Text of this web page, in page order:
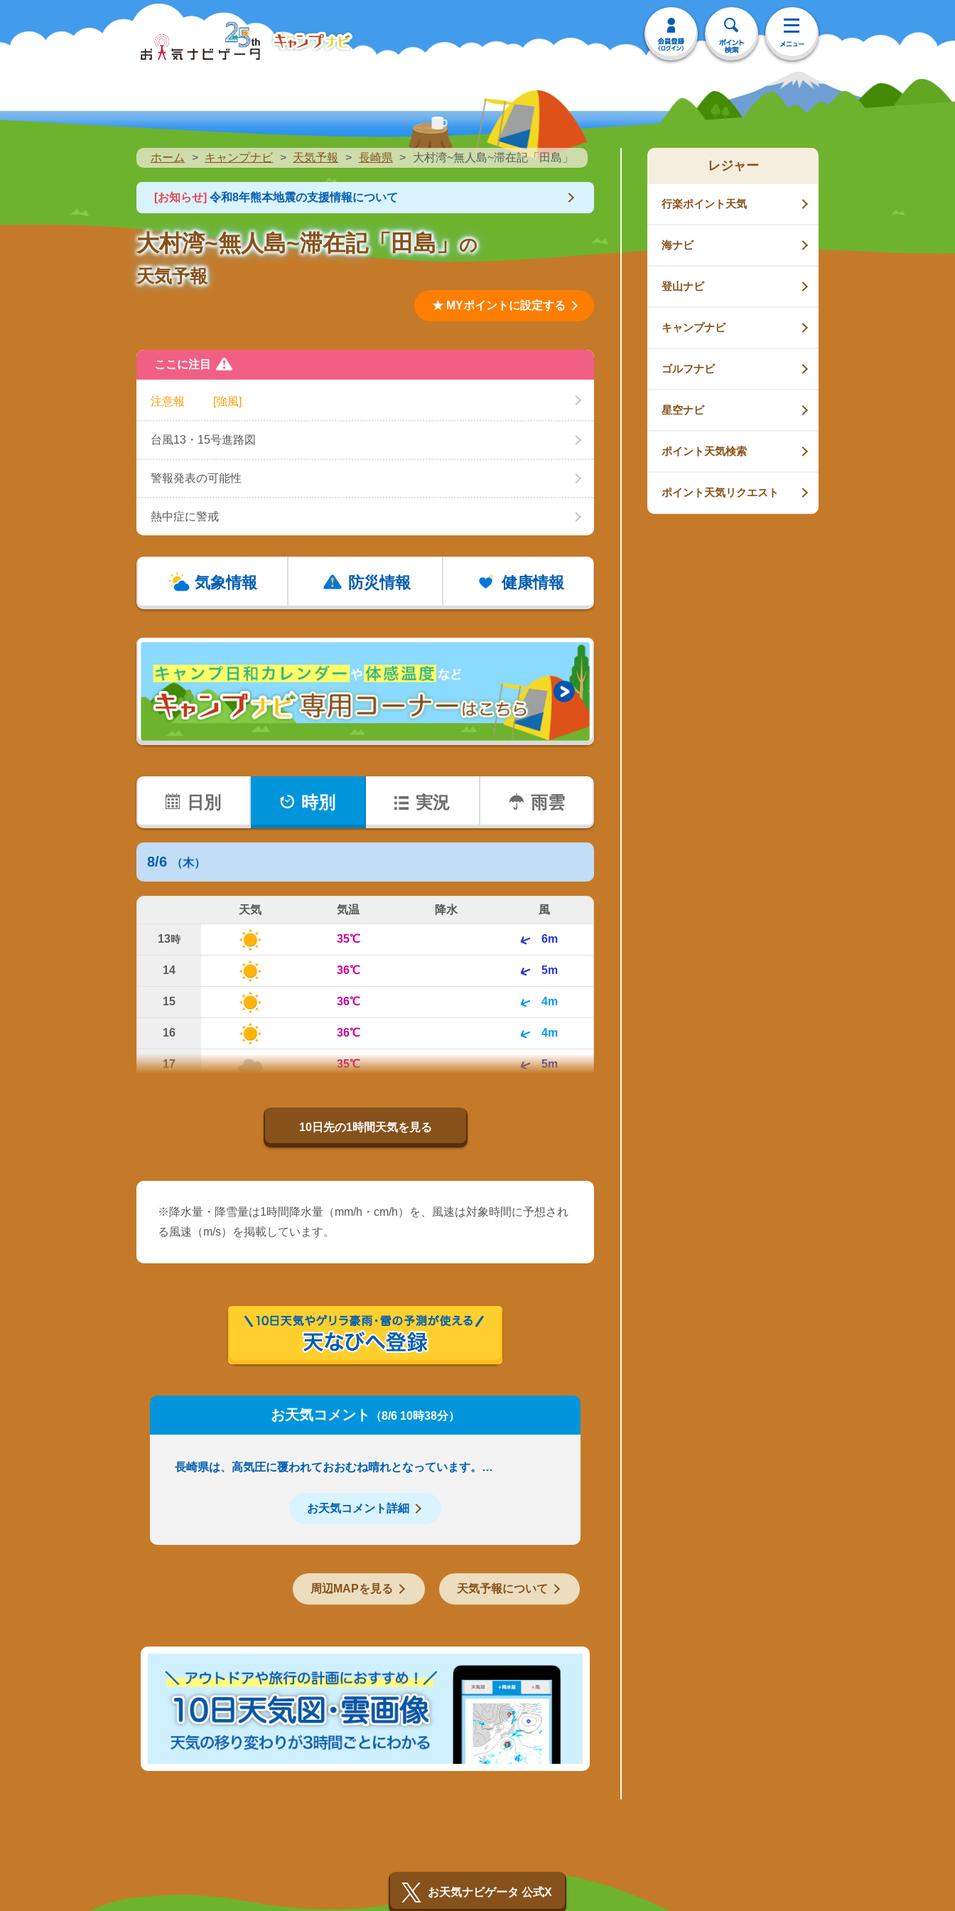
ホーム キャンプナビ 天気予報 長崎県 大村湾~無人島~滞在記「田島」
[お知らせ] 令和8年熊本地震の支援情報について
大村湾~無人島~滞在記「田島」の
天気予報
★ MYポイントに設定する
ここに注目
注意報 [強風]
台風13・15号進路図
警報発表の可能性
熱中症に警戒
気象情報 防災情報 健康情報
日別 時別 実況 雨雲
8/6 （木）
天気 気温 降水 風
13時 35℃ 6m
14 36℃ 5m
15 36℃ 4m
16 36℃ 4m
17 35℃ 5m
33℃
10日先の1時間天気を見る
※降水量・降雪量は1時間降水量（mm/h・cm/h）を、風速は対象時間に予想され
る風速（m/s）を掲載しています。
お天気コメント （8/6 10時38分）
長崎県は、高気圧に覆われておおむね晴れとなっています。…
お天気コメント詳細
周辺MAPを見る 天気予報について
レジャー
行楽ポイント天気
海ナビ
登山ナビ
キャンプナビ
ゴルフナビ
星空ナビ
ポイント天気検索
ポイント天気リクエスト
お天気ナビゲータ 公式X